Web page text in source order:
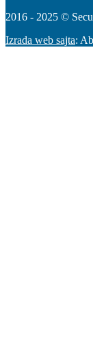
2016 - 2025 ©
Izrada web sajta: